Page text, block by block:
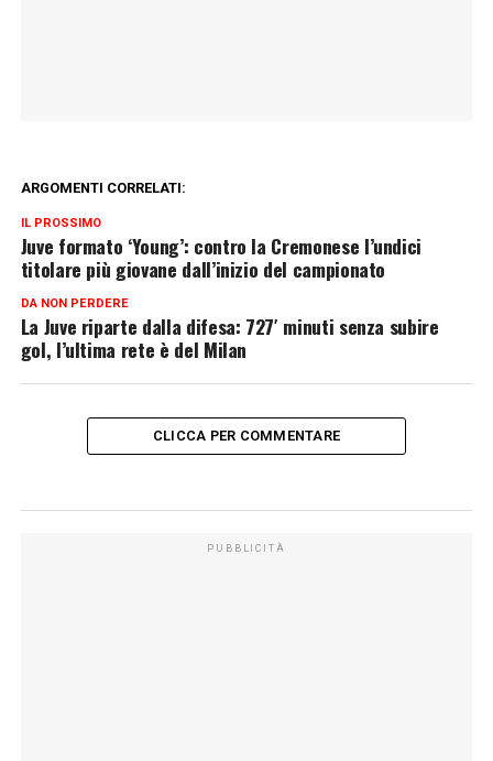
ARGOMENTI CORRELATI:
IL PROSSIMO
Juve formato ‘Young’: contro la Cremonese l’undici
titolare più giovane dall’inizio del campionato
DA NON PERDERE
La Juve riparte dalla difesa: 727′ minuti senza subire
gol, l’ultima rete è del Milan
CLICCA PER COMMENTARE
PUBBLICITÀ